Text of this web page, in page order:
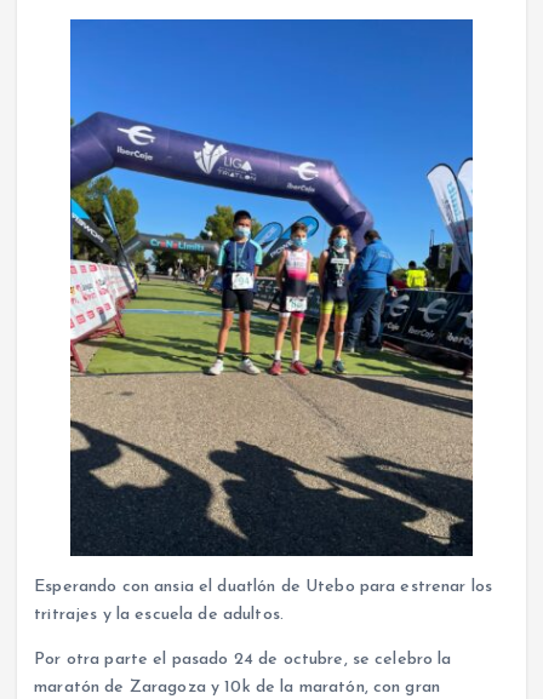
Esperando con ansia el duatlón de Utebo para estrenar los
tritrajes y la escuela de adultos.
Por otra parte el pasado 24 de octubre, se celebro la
maratón de Zaragoza y 10k de la maratón, con gran